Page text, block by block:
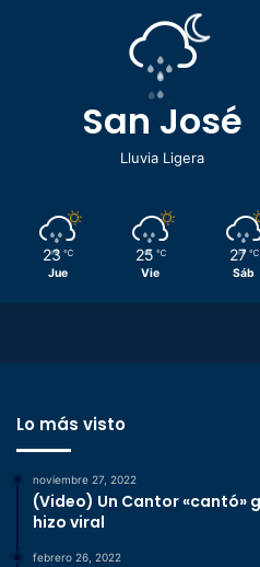
San José
Lluvia Ligera
23 ℃
Jue
25 ℃
Vie
27 ℃
Sáb
Lo más visto
noviembre 27, 2022
(Video) Un Cantor «cantó»
hizo viral
febrero 26, 2022